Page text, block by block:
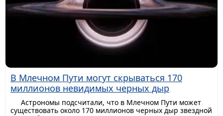
В Млечном Пути могут скрываться 170
миллионов невидимых черных дыр
Астрономы подсчитали, что в Млечном Пути может
существовать около 170 миллионов черных дыр звездной